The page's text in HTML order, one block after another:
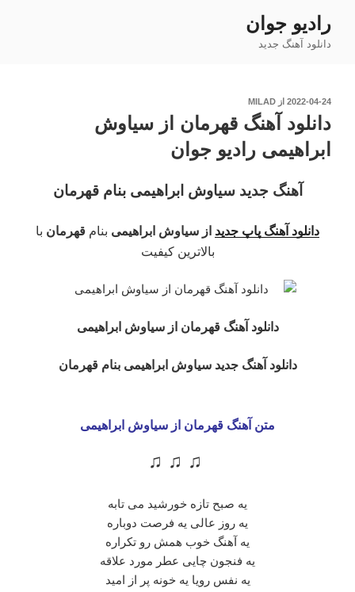
محتوا
رادیو جوان
دانلود آهنگ جدید
نوشته‌شده
2022-04-24 از MILAD
دانلود آهنگ قهرمان از سیاوش
ابراهیمی رادیو جوان
آهنگ جدید سیاوش ابراهیمی بنام قهرمان
دانلود آهنگ پاپ جدید از سیاوش ابراهیمی بنام قهرمان با
بالاترین کیفیت
دانلود آهنگ قهرمان از سیاوش ابراهیمی
دانلود آهنگ جدید سیاوش ابراهیمی بنام قهرمان
متن آهنگ قهرمان از سیاوش ابراهیمی
♫ ♫ ♫
یه صبح تازه خورشید می تابه
یه روز عالی یه فرصت دوباره
یه آهنگ خوب همش رو تکراره
یه فنجون چایی عطر مورد علاقه
یه نفس رویا یه خونه پر از امید